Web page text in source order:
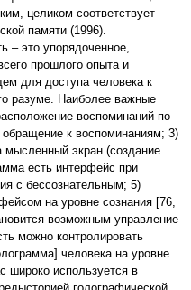
целиком соответствует
памяти (1996).
– это упорядоченное,
прошлого опыта и
для доступа человека к
разуме. Наиболее важные
воспоминаний по
к воспоминаниям; 3)
мысленный экран (создание
есть интерфейс при
с бессознательным; 5)
на уровне сознания [76,
возможным управление
можно контролировать
человека на уровне
широко используется в